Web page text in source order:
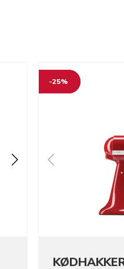
-25%